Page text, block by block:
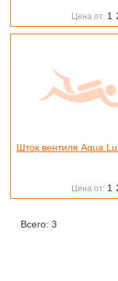
Цена от: 1
Шток вентиля Aqua
Цена от: 1
Всего: 3